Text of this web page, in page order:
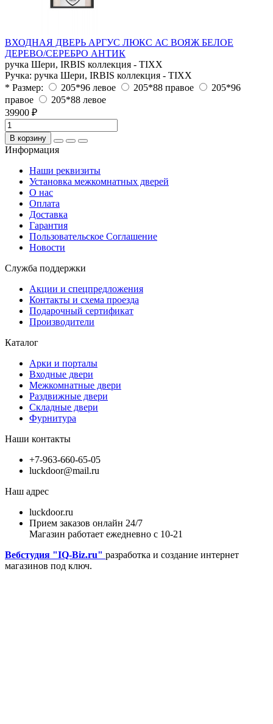
ВХОДНАЯ ДВЕРЬ АРГУС ЛЮКС АС ВОЯЖ БЕЛОЕ
ДЕРЕВО/СЕРЕБРО АНТИК
ручка Шери, IRBIS коллекция - TIXX
Ручка: ручка Шери, IRBIS коллекция - TIXX
* Размер:
205*96 левое 205*88 правое
205*96
правое
205*88 левое
39900 ₽
В корзину
Информация
Наши реквизиты
Установка межкомнатных дверей
О нас
Оплата
Доставка
Гарантия
Пользовательское Соглашение
Новости
Служба поддержки
Акции и спецпредложения
Контакты и схема проезда
Подарочный сертификат
Производители
Каталог
Арки и порталы
Входные двери
Межкомнатные двери
Раздвижные двери
Складные двери
Фурнитура
Наши контакты
+7-963-660-65-05
luckdoor@mail.ru
Наш адрес
luckdoor.ru
Прием заказов онлайн 24/7
Магазин работает ежедневно с 10-21
Вебстудия "IQ-Biz.ru" разработка и создание интернет
магазинов под ключ.